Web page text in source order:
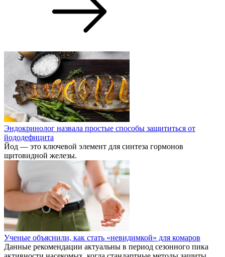
Эндокринолог назвала простые способы защититься от
йододефицита
Йод — это ключевой элемент для синтеза гормонов
щитовидной железы.
Ученые объяснили, как стать «невидимкой» для комаров
Данные рекомендации актуальны в период сезонного пика